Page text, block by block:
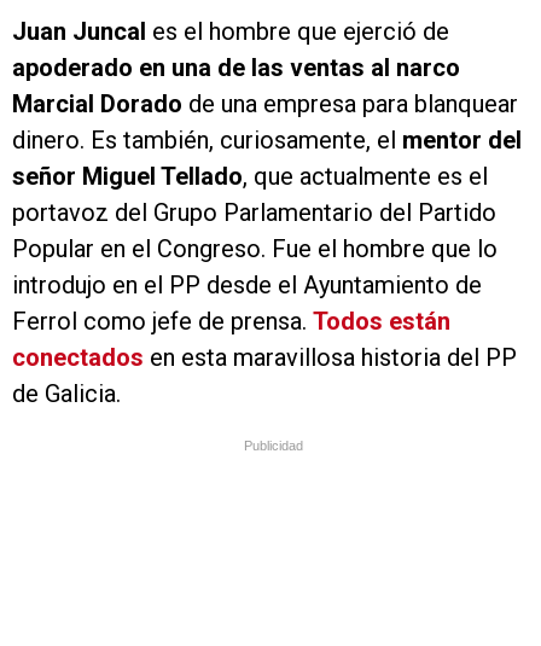
Juan Juncal es el hombre que ejerció de
apoderado en una de las ventas al narco
Marcial Dorado de una empresa para blanquear
dinero. Es también, curiosamente, el mentor del
señor Miguel Tellado, que actualmente es el
portavoz del Grupo Parlamentario del Partido
Popular en el Congreso. Fue el hombre que lo
introdujo en el PP desde el Ayuntamiento de
Ferrol como jefe de prensa. Todos están
conectados en esta maravillosa historia del PP
de Galicia.
Publicidad